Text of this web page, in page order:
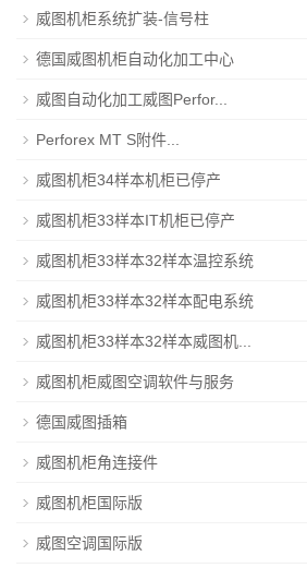
威图机柜系统扩装-信号柱
德国威图机柜自动化加工中心
威图自动化加工威图Perfor...
Perforex MT S附件...
威图机柜34样本机柜已停产
威图机柜33样本IT机柜已停产
威图机柜33样本32样本温控系统
威图机柜33样本32样本配电系统
威图机柜33样本32样本威图机...
威图机柜威图空调软件与服务
德国威图插箱
威图机柜角连接件
威图机柜国际版
威图空调国际版